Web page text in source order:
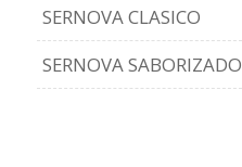
SERNOVA CLASICO
SERNOVA SABORIZADO